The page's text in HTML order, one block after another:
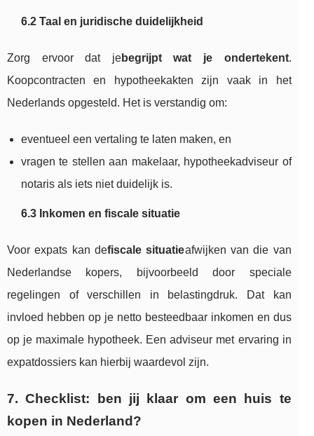
6.2 Taal en juridische duidelijkheid
Zorg ervoor dat jebegrijpt wat je ondertekent.
Koopcontracten en hypotheekakten zijn vaak in het
Nederlands opgesteld. Het is verstandig om:
eventueel een vertaling te laten maken, en
vragen te stellen aan makelaar, hypotheekadviseur of
notaris als iets niet duidelijk is.
6.3 Inkomen en fiscale situatie
Voor expats kan defiscale situatieafwijken van die van
Nederlandse kopers, bijvoorbeeld door speciale
regelingen of verschillen in belastingdruk. Dat kan
invloed hebben op je netto besteedbaar inkomen en dus
op je maximale hypotheek. Een adviseur met ervaring in
expatdossiers kan hierbij waardevol zijn.
7. Checklist: ben jij klaar om een huis te
kopen in Nederland?